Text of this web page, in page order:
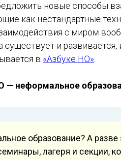
новые способы
как нестандартные
с миром
существует и
в «Азбуке НО»
— неформальное
образование? А
лагеря и секции,